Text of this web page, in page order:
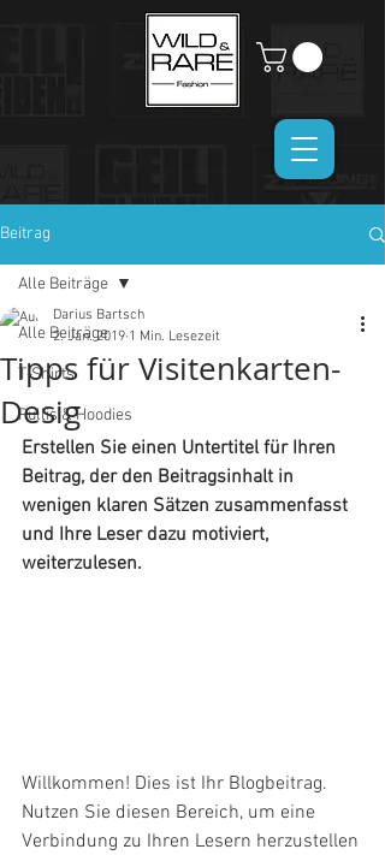
Beitrag
Alle Beiträge
T-Shirts
Pullis & Hoodies
Alle Beiträge
Tipps für Visitenkarten-
Desig
Darius Bartsch
2. Jan. 2019 1 Min. Lesezeit
Erstellen Sie einen Untertitel für Ihren
Beitrag, der den Beitragsinhalt in
wenigen klaren Sätzen zusammenfasst
und Ihre Leser dazu motiviert,
weiterzulesen.
Willkommen! Dies ist Ihr Blogbeitrag.
Nutzen Sie diesen Bereich, um eine
Verbindung zu Ihren Lesern herzustellen